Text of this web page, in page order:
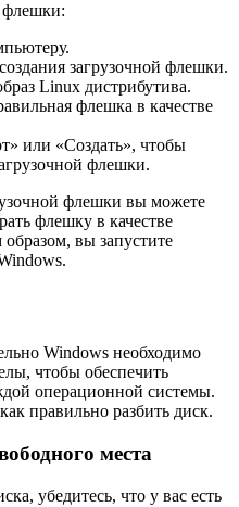
флешки:
загрузочной флешки.
Linux дистрибутива.
флешка в качестве
или «Создать», чтобы
флешки.
флешки вы можете
флешку в качестве
образом, вы запустите
Windows необходимо
чтобы обеспечить
операционной системы.
правильно разбить диск.
места
убедитесь, что у вас есть